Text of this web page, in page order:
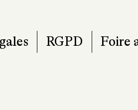
RGPD Foire